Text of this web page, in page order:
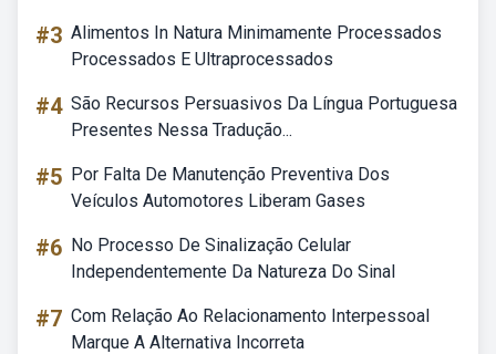
#3 Alimentos In Natura Minimamente Processados
Processados E Ultraprocessados
#4 São Recursos Persuasivos Da Língua Portuguesa
Presentes Nessa Tradução...
#5 Por Falta De Manutenção Preventiva Dos
Veículos Automotores Liberam Gases
#6 No Processo De Sinalização Celular
Independentemente Da Natureza Do Sinal
#7 Com Relação Ao Relacionamento Interpessoal
Marque A Alternativa Incorreta